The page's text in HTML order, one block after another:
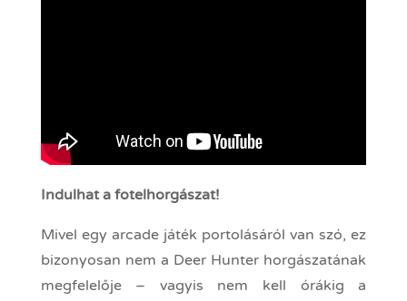
Indulhat a fotelhorgászat!
Mivel egy arcade játék portolásáról van szó, ez
bizonyosan nem a Deer Hunter horgászatának
megfelelője – vagyis nem kell órákig a